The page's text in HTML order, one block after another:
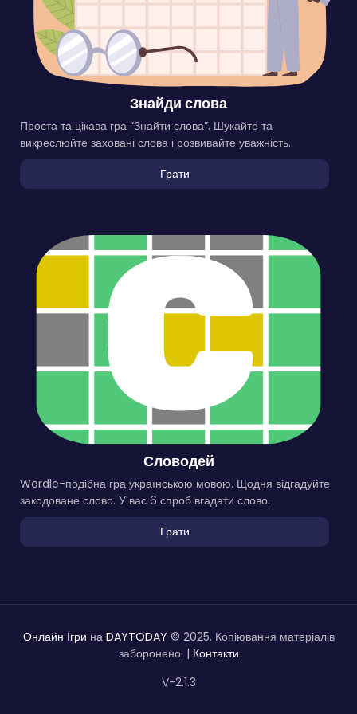
Знайди слова
Проста та цікава гра “Знайти слова”. Шукайте та
викреслюйте заховані слова і розвивайте уважність.
Грати
Словодей
Wordle-подібна гра українською мовою. Щодня відгадуйте
закодоване слово. У вас 6 спроб вгадати слово.
Грати
Онлайн Ігри на DAYTODAY © 2025. Копіювання матеріалів
заборонено. | Контакти
V-2.1.3